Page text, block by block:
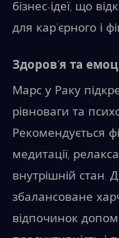
бізнес-ідеї, що
для кар’єрного і
Здоров’я та
Марс у Раку
рівноваги та
Рекомендується
медитації,
внутрішній стан.
збалансоване
відпочинок